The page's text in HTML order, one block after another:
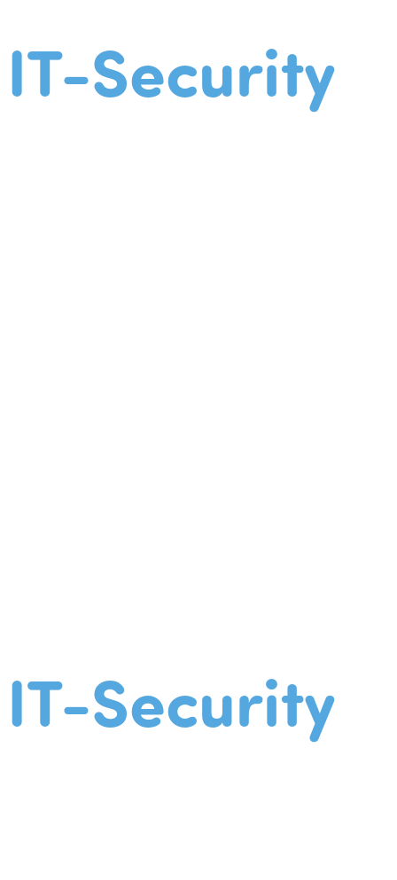
IT-Security
IT-Security